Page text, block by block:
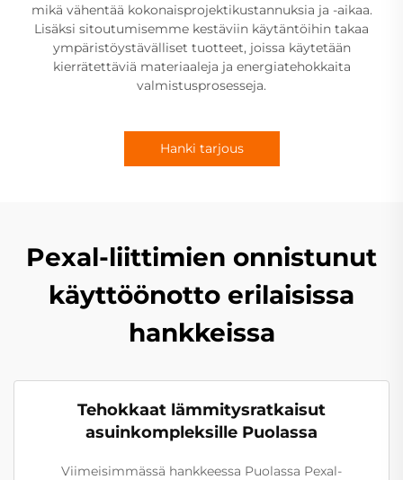
mikä vähentää kokonaisprojektikustannuksia ja -aikaa.
Lisäksi sitoutumisemme kestäviin käytäntöihin takaa
ympäristöystävälliset tuotteet, joissa käytetään
kierrätettäviä materiaaleja ja energiatehokkaita
valmistusprosesseja.
Hanki tarjous
Pexal-liittimien onnistunut
käyttöönotto erilaisissa
hankkeissa
Tehokkaat lämmitysratkaisut
asuinkompleksille Puolassa
Viimeisimmässä hankkeessa Puolassa Pexal-